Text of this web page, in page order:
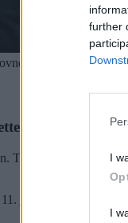
further
I
I
seiere er nå på fire,
ny
Tirsdag kveld snudde
11. jun 26 kl. 10:18